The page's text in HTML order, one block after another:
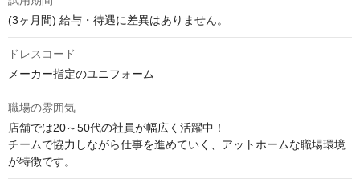
(3ヶ月間) 給与・待遇に差異はありません。
ドレスコード
メーカー指定のユニフォーム
職場の雰囲気
店舗では20～50代の社員が幅広く活躍中！
チームで協力しながら仕事を進めていく、アットホームな職場環境
が特徴です。